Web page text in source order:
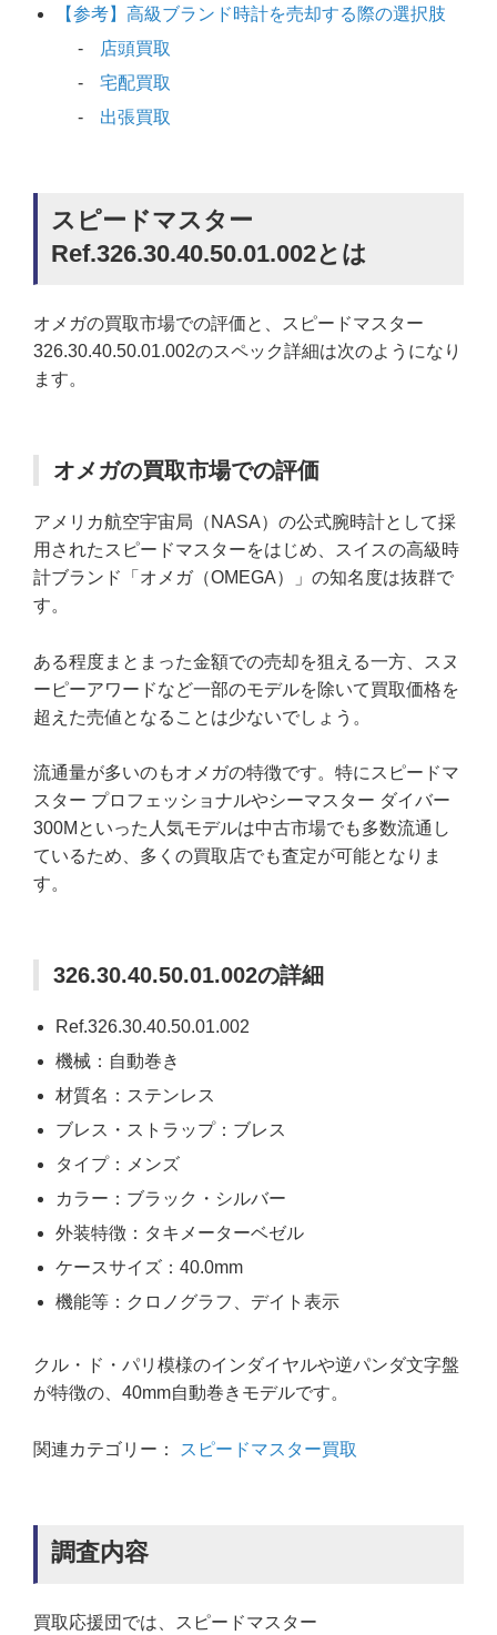
【参考】高級ブランド時計を売却する際の選択肢
店頭買取
宅配買取
出張買取
スピードマスター
Ref.326.30.40.50.01.002とは
オメガの買取市場での評価と、スピードマスター
326.30.40.50.01.002のスペック詳細は次のようになり
ます。
オメガの買取市場での評価
アメリカ航空宇宙局（NASA）の公式腕時計として採
用されたスピードマスターをはじめ、スイスの高級時
計ブランド「オメガ（OMEGA）」の知名度は抜群で
す。
ある程度まとまった金額での売却を狙える一方、スヌ
ーピーアワードなど一部のモデルを除いて買取価格を
超えた売値となることは少ないでしょう。
流通量が多いのもオメガの特徴です。特にスピードマ
スター プロフェッショナルやシーマスター ダイバー
300Mといった人気モデルは中古市場でも多数流通し
ているため、多くの買取店でも査定が可能となりま
す。
326.30.40.50.01.002の詳細
Ref.326.30.40.50.01.002
機械：自動巻き
材質名：ステンレス
ブレス・ストラップ：ブレス
タイプ：メンズ
カラー：ブラック・シルバー
外装特徴：タキメーターベゼル
ケースサイズ：40.0mm
機能等：クロノグラフ、デイト表示
クル・ド・パリ模様のインダイヤルや逆パンダ文字盤
が特徴の、40mm自動巻きモデルです。
関連カテゴリー： スピードマスター買取
調査内容
買取応援団では、スピードマスター